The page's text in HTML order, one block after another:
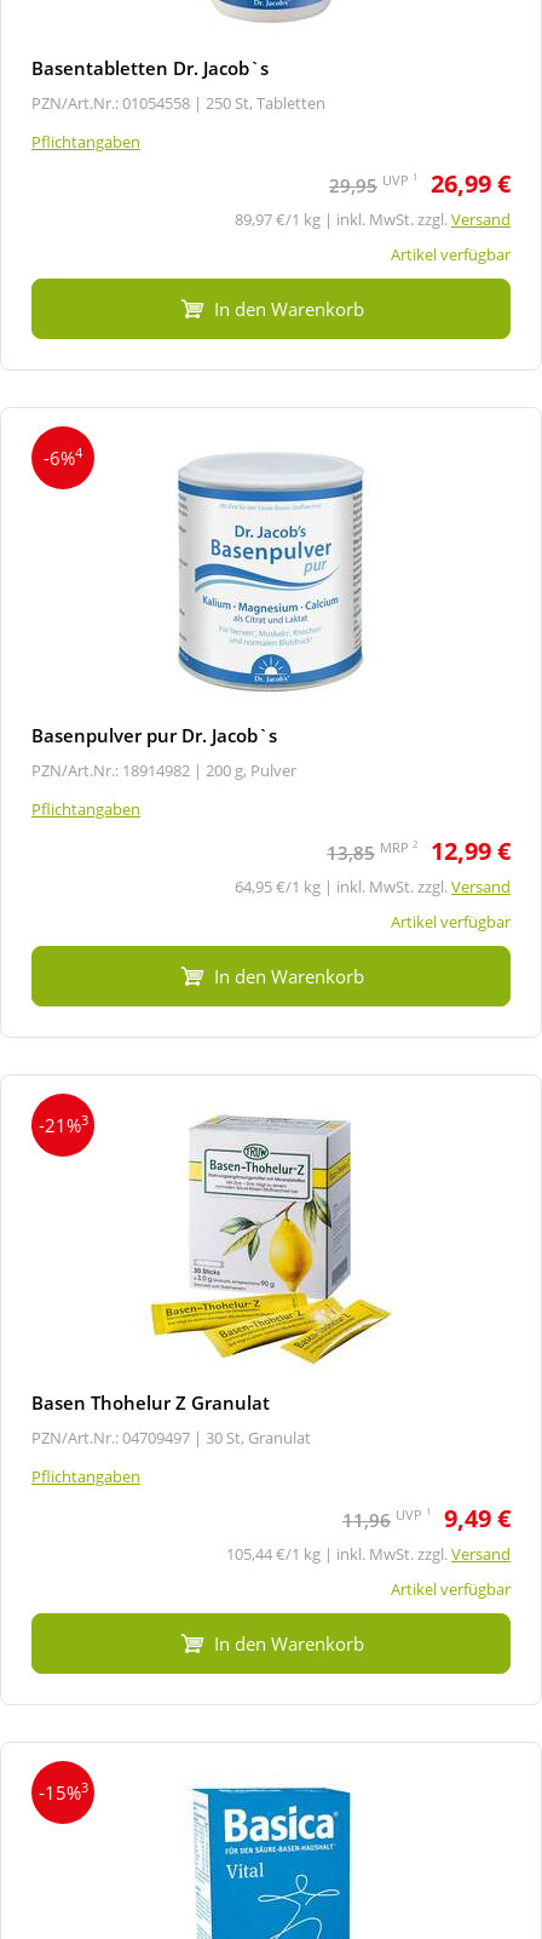
Basentabletten Dr. Jacob`s
PZN/Art.Nr.: 01054558 | 250 St, Tabletten
Pflichtangaben
29,95 UVP 1 26,99 €
89,97 €/1 kg | inkl. MwSt. zzgl.Versand
Artikel verfügbar
In den Warenkorb
-6%4
Basenpulver pur Dr. Jacob`s
PZN/Art.Nr.: 18914982 | 200 g, Pulver
Pflichtangaben
13,85 MRP 2 12,99 €
64,95 €/1 kg | inkl. MwSt. zzgl.Versand
Artikel verfügbar
In den Warenkorb
-21%3
Basen Thohelur Z Granulat
PZN/Art.Nr.: 04709497 | 30 St, Granulat
Pflichtangaben
11,96 UVP 1 9,49 €
105,44 €/1 kg | inkl. MwSt. zzgl.Versand
Artikel verfügbar
In den Warenkorb
-15%3